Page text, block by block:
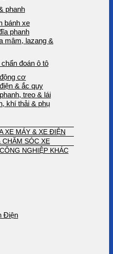
phanh
bánh xe
phanh
mâm, lazang &
đoán ô tô
cơ
& ắc quy
treo & lái
khí thải & phụ
XE MÁY & XE ĐIỆN
CHĂM SÓC XE
NGHIỆP KHÁC
Điện